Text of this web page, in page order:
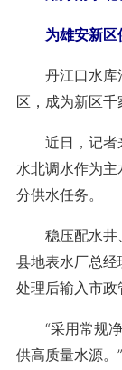
为雄安新区
丹江口水库
区，成为新区
近日，记者
水北调水作为
分供水任务。
稳压配水井
县地表水厂总
处理后输入市政
“采用常规净
供高质量水源。